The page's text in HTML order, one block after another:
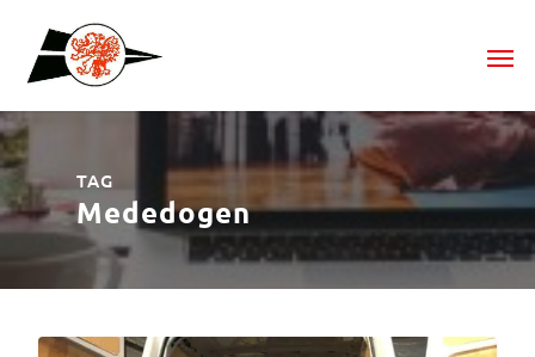
TAG
Mededogen